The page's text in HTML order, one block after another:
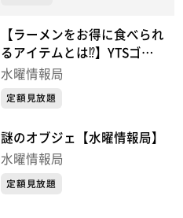
【ラーメンをお得に食べられ
るアイテムとは⁉】YTSゴジ
ダス・水曜情報局
水曜情報局
定額見放題
謎のオブジェ【水曜情報局】
水曜情報局
定額見放題